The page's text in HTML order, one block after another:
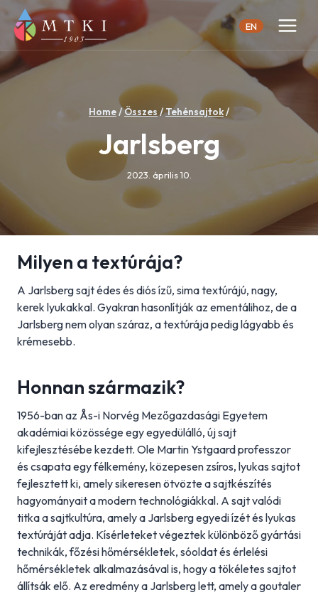
Skip
content
EN
Home/Összes /Tehénsajtok/
Jarlsberg
2023. április 10.
Milyen a textúrája?
A Jarlsberg sajt édes és diós ízű, sima textúrájú, nagy,
kerek lyukakkal. Gyakran hasonlítják az ementálihoz, de a
Jarlsberg nem olyan száraz, a textúrája pedig lágyabb és
krémesebb.
Honnan származik?
1956-ban az Ås-i Norvég Mezőgazdasági Egyetem
akadémiai közössége egy egyedülálló, új sajt
kifejlesztésébe kezdett. Ole Martin Ystgaard professzor
és csapata egy félkemény, közepesen zsíros, lyukas sajtot
fejlesztett ki, amely sikeresen ötvözte a sajtkészítés
hagyományait a modern technológiákkal. A sajt valódi
titka a sajtkultúra, amely a Jarlsberg egyedi ízét és lyukas
textúráját adja. Kísérleteket végeztek különböző gyártási
technikák, főzési hőmérsékletek, sóoldat és érlelési
hőmérsékletek alkalmazásával is, hogy a tökéletes sajtot
állítsák elő. Az eredmény a Jarlsberg lett, amely a goutaler